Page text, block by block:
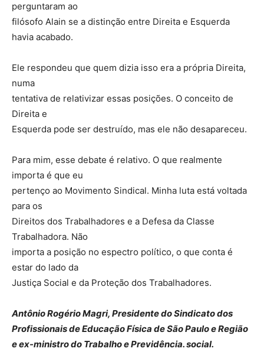
perguntaram ao
filósofo Alain se a distinção entre Direita e Esquerda
havia acabado.
Ele respondeu que quem dizia isso era a própria Direita,
numa
tentativa de relativizar essas posições. O conceito de
Direita e
Esquerda pode ser destruído, mas ele não desapareceu.
Para mim, esse debate é relativo. O que realmente
importa é que eu
pertenço ao Movimento Sindical. Minha luta está voltada
para os
Direitos dos Trabalhadores e a Defesa da Classe
Trabalhadora. Não
importa a posição no espectro político, o que conta é
estar do lado da
Justiça Social e da Proteção dos Trabalhadores.
Antônio Rogério Magri, Presidente do Sindicato dos
Profissionais de Educação Física de São Paulo e Região
e ex-ministro do Trabalho e Previdência. social.